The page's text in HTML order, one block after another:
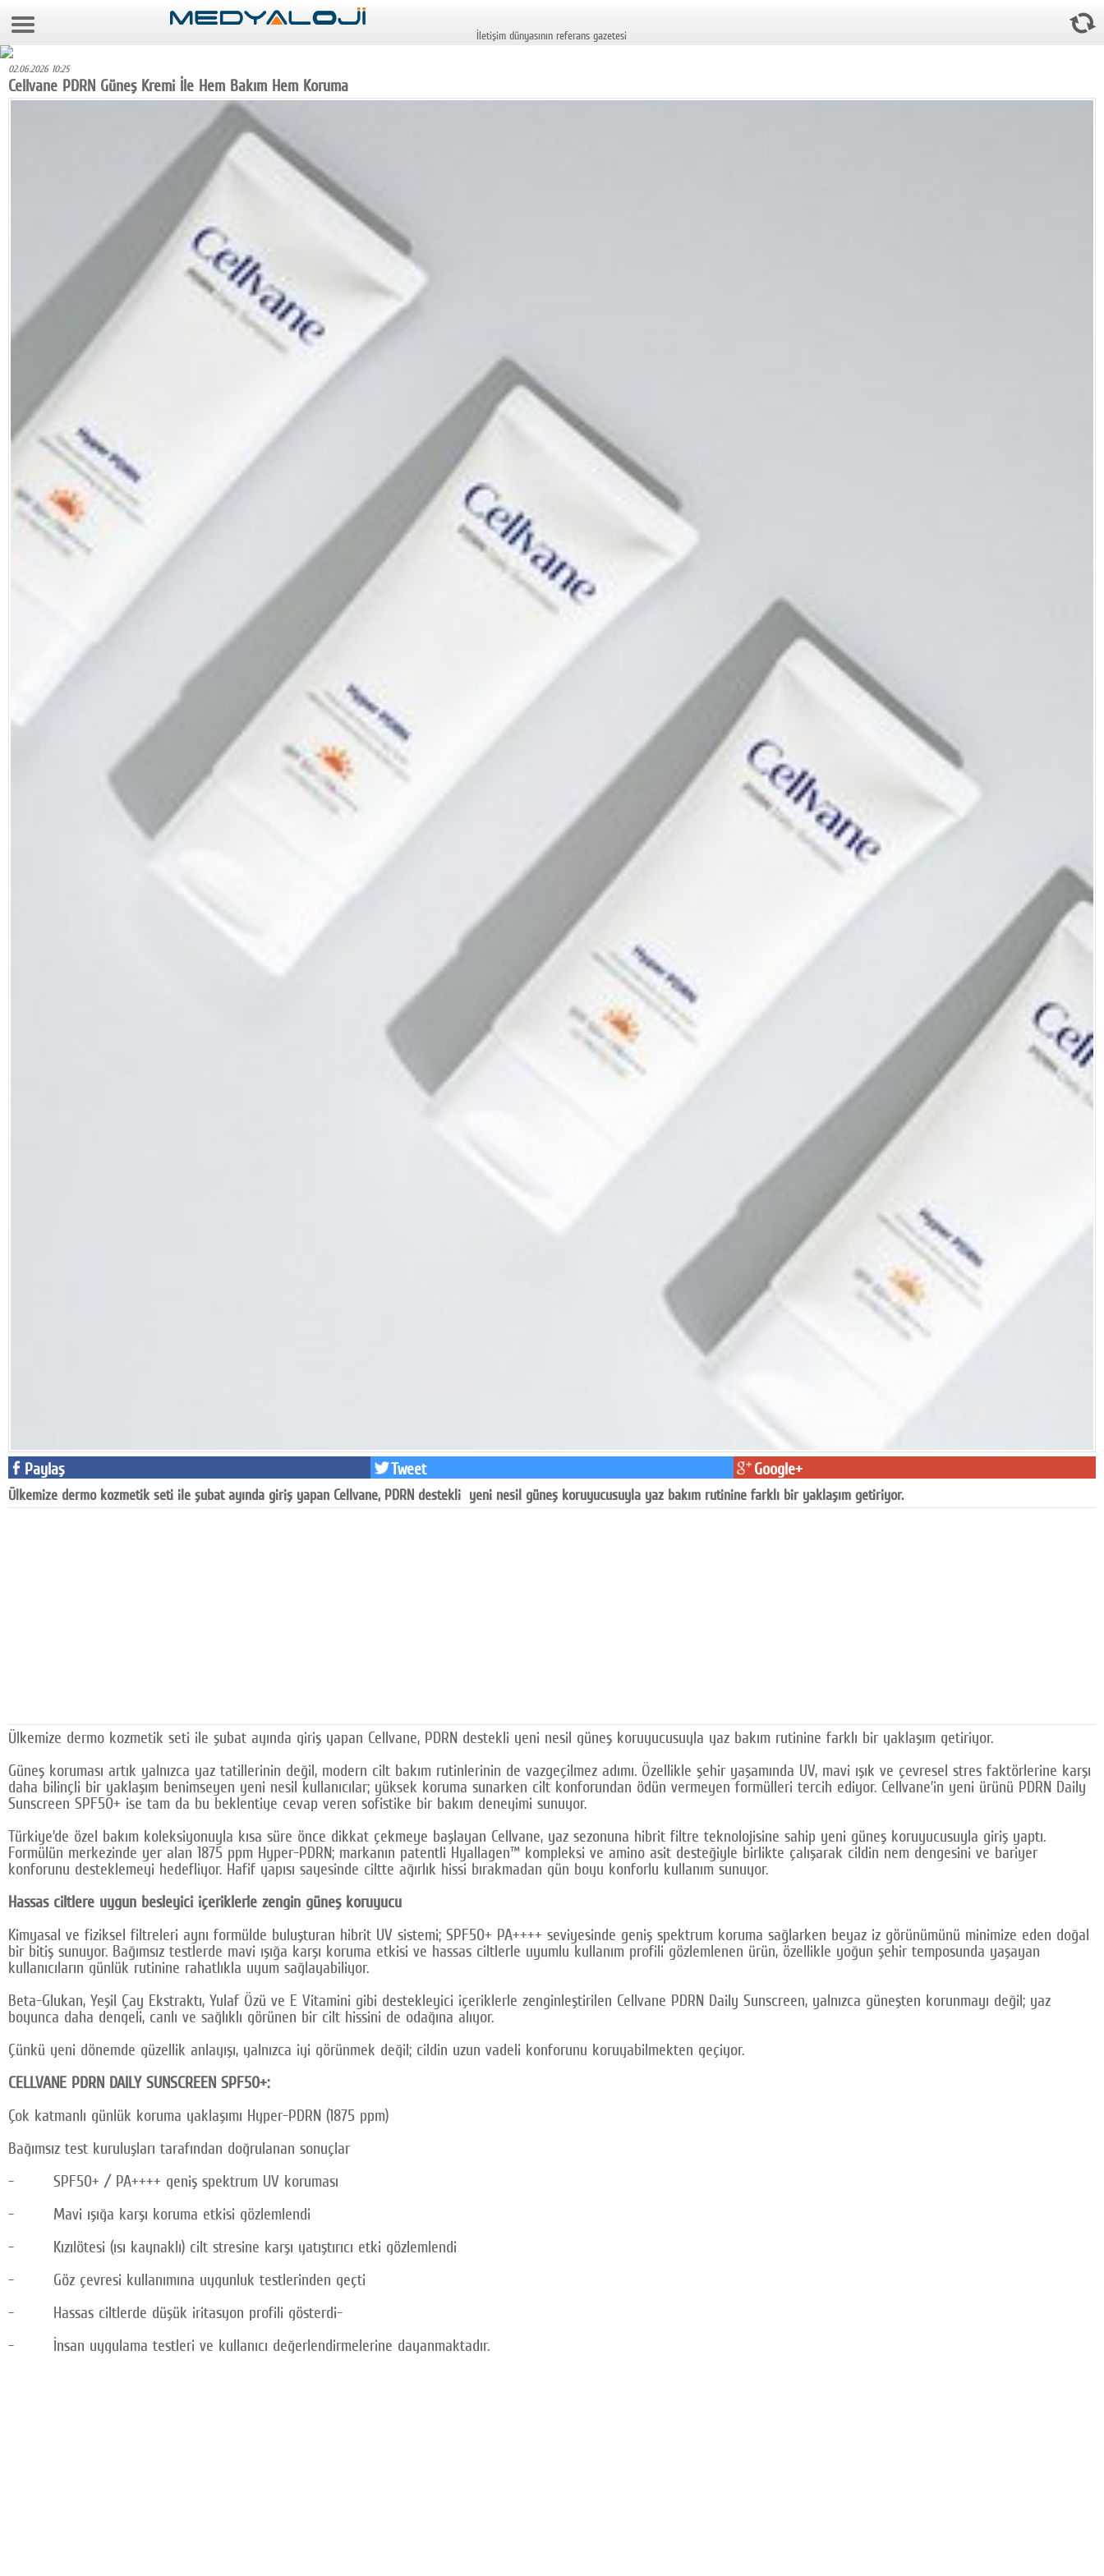
7 Ağustos 2026 6:57:57
Foto Galeri
Teknoloji
Televizyon
Facebook
Karikatür
Youtube
Polemik
Reklam
SOSYAL MEDYA
Facebook
İletişim dünyasının referans gazetesi
02.06.2026 10:25
Cellvane PDRN Güneş Kremi İle Hem Bakım Hem Koruma
Paylaş Tweet Google+
Ülkemize dermo kozmetik seti ile şubat ayında giriş yapan Cellvane, PDRN destekli yeni nesil güneş koruyucusuyla yaz bakım rutinine farklı bir yaklaşım getiriyor.
Ülkemize dermo kozmetik seti ile şubat ayında giriş yapan Cellvane, PDRN destekli yeni nesil güneş koruyucusuyla yaz bakım rutinine farklı bir yaklaşım getiriyor.
Güneş koruması artık yalnızca yaz tatillerinin değil, modern cilt bakım rutinlerinin de vazgeçilmez adımı. Özellikle şehir yaşamında UV, mavi ışık ve çevresel stres faktörlerine karşı
daha bilinçli bir yaklaşım benimseyen yeni nesil kullanıcılar; yüksek koruma sunarken cilt konforundan ödün vermeyen formülleri tercih ediyor. Cellvane’in yeni ürünü PDRN Daily
Sunscreen SPF50+ ise tam da bu beklentiye cevap veren sofistike bir bakım deneyimi sunuyor.
Türkiye’de özel bakım koleksiyonuyla kısa süre önce dikkat çekmeye başlayan Cellvane, yaz sezonuna hibrit filtre teknolojisine sahip yeni güneş koruyucusuyla giriş yaptı.
Formülün merkezinde yer alan 1875 ppm Hyper-PDRN; markanın patentli Hyallagen™ kompleksi ve amino asit desteğiyle birlikte çalışarak cildin nem dengesini ve bariyer
konforunu desteklemeyi hedefliyor. Hafif yapısı sayesinde ciltte ağırlık hissi bırakmadan gün boyu konforlu kullanım sunuyor.
Hassas ciltlere uygun besleyici içeriklerle zengin güneş koruyucu
Kimyasal ve fiziksel filtreleri aynı formülde buluşturan hibrit UV sistemi; SPF50+ PA++++ seviyesinde geniş spektrum koruma sağlarken beyaz iz görünümünü minimize eden doğal
bir bitiş sunuyor. Bağımsız testlerde mavi ışığa karşı koruma etkisi ve hassas ciltlerle uyumlu kullanım profili gözlemlenen ürün, özellikle yoğun şehir temposunda yaşayan
kullanıcıların günlük rutinine rahatlıkla uyum sağlayabiliyor.
Beta-Glukan, Yeşil Çay Ekstraktı, Yulaf Özü ve E Vitamini gibi destekleyici içeriklerle zenginleştirilen Cellvane PDRN Daily Sunscreen, yalnızca güneşten korunmayı değil; yaz
boyunca daha dengeli, canlı ve sağlıklı görünen bir cilt hissini de odağına alıyor.
Çünkü yeni dönemde güzellik anlayışı, yalnızca iyi görünmek değil; cildin uzun vadeli konforunu koruyabilmekten geçiyor.
CELLVANE PDRN DAILY SUNSCREEN SPF50+:
Çok katmanlı günlük koruma yaklaşımı Hyper-PDRN (1875 ppm)
Bağımsız test kuruluşları tarafından doğrulanan sonuçlar
- SPF50+ / PA++++ geniş spektrum UV koruması
- Mavi ışığa karşı koruma etkisi gözlemlendi
- Kızılötesi (ısı kaynaklı) cilt stresine karşı yatıştırıcı etki gözlemlendi
- Göz çevresi kullanımına uygunluk testlerinden geçti
- Hassas ciltlerde düşük iritasyon profili gösterdi-
- İnsan uygulama testleri ve kullanıcı değerlendirmelerine dayanmaktadır.